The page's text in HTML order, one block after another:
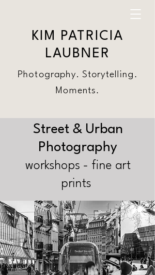
KIM PATRICIA
LAUBNER
Photography. Storytelling.
Moments.
Street & Urban
Photography
workshops - fine art
prints